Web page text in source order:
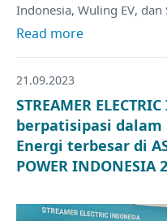
Indonesia, Wuling EV, dan
Read more
21.09.2023
STREAMER
berpatisipasi
Energi terbesar di
POWER INDONESIA